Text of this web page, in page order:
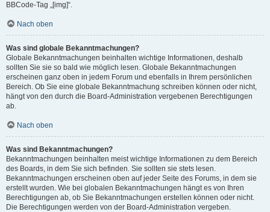
BBCode-Tag „[img]“.
Nach oben
Was sind globale Bekanntmachungen?
Globale Bekanntmachungen beinhalten wichtige Informationen, deshalb
sollten Sie sie so bald wie möglich lesen. Globale Bekanntmachungen
erscheinen ganz oben in jedem Forum und ebenfalls in Ihrem persönlichen
Bereich. Ob Sie eine globale Bekanntmachung schreiben können oder nicht,
hängt von den durch die Board-Administration vergebenen Berechtigungen
ab.
Nach oben
Was sind Bekanntmachungen?
Bekanntmachungen beinhalten meist wichtige Informationen zu dem Bereich
des Boards, in dem Sie sich befinden. Sie sollten sie stets lesen.
Bekanntmachungen erscheinen oben auf jeder Seite des Forums, in dem sie
erstellt wurden. Wie bei globalen Bekanntmachungen hängt es von Ihren
Berechtigungen ab, ob Sie Bekanntmachungen erstellen können oder nicht.
Die Berechtigungen werden von der Board-Administration vergeben.